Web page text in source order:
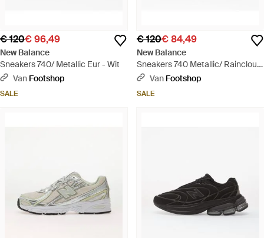
€ 120€ 96,49
New Balance
Sneakers 740/ Metallic Eur - Wit
Van Footshop
SALE
€ 120€ 84,49
New Balance
Sneakers 740 Metallic/ Raincloud
Eur - Wit
Van Footshop
SALE